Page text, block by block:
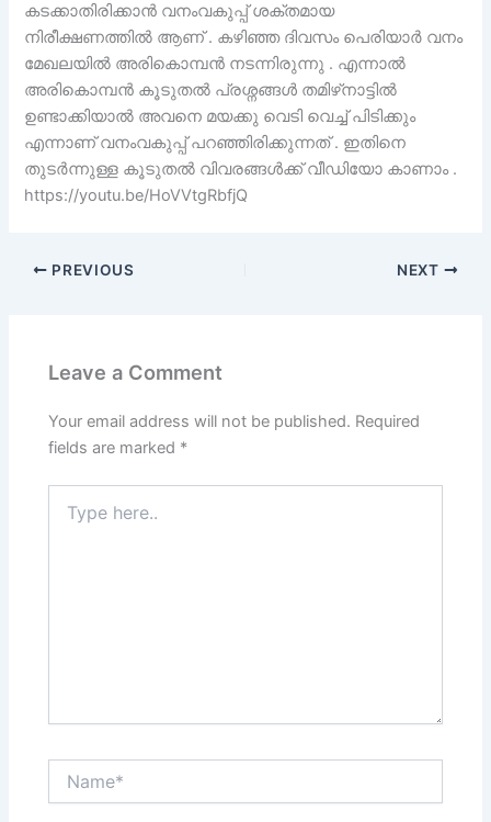
കടക്കാതിരിക്കാൻ വനംവകുപ്പ് ശക്തമായ
നിരീക്ഷണത്തിൽ ആണ് . കഴിഞ്ഞ ദിവസം പെരിയാർ വനം
മേഖലയിൽ അരികൊമ്പൻ നടന്നിരുന്നു . എന്നാൽ
അരികൊമ്പൻ കൂടുതൽ പ്രശ്നങ്ങൾ തമിഴ്‌നാട്ടിൽ
ഉണ്ടാക്കിയാൽ അവനെ മയക്കു വെടി വെച്ച് പിടിക്കും
എന്നാണ് വനംവകുപ്പ് പറഞ്ഞിരിക്കുന്നത് . ഇതിനെ
തുടർന്നുള്ള കൂടുതൽ വിവരങ്ങൾക്ക് വീഡിയോ കാണാം .
https://youtu.be/HoVVtgRbfjQ
PREVIOUS NEXT
Leave a Comment
Your email address will not be published. Required
fields are marked *
here..